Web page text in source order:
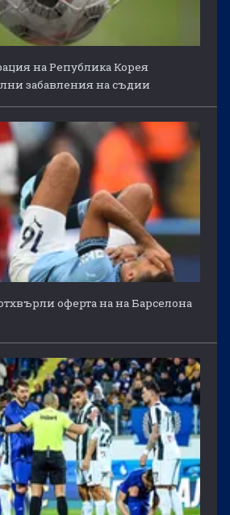
на Република Корея
забавления на съдии
оферта на на Барселона